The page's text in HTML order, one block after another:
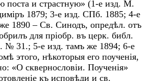
поста и страстную» (1-е изд. М.
1879; 3-е изд. СПб. 1885; 4-е
1890 – Св. Синодъ, опредѣл. отъ
для пріобр. въ церк. библ.
№ 31.; 5-е изд. тамъ же 1894; 6-е
этого, нѣкоторыя его поученія,
«О сквернословіи. Поученія»
къ исповѣди и св.